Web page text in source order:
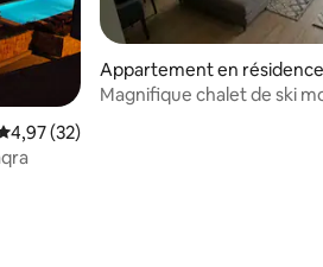
: 4,67 sur 5
moyenne sur la base de 32
4,97 (32)
Appartement en résidence
Magnifique chalet de ski